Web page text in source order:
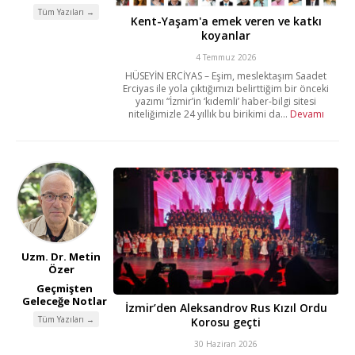
Tüm Yazıları →
Kent-Yaşam'a emek veren ve katkı
koyanlar
4 Temmuz 2026
HÜSEYİN ERCİYAS – Eşim, meslektaşım Saadet
Erciyas ile yola çıktığımızı belirttiğim bir önceki
yazımı “İzmir’in ‘kıdemli’ haber-bilgi sitesi
niteliğimizle 24 yıllık bu birikimi da... Devamı
Uzm. Dr. Metin
Özer
Geçmişten
Geleceğe Notlar
Tüm Yazıları →
İzmir’den Aleksandrov Rus Kızıl Ordu
Korosu geçti
30 Haziran 2026